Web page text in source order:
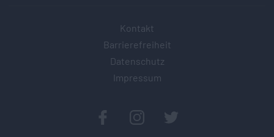
Kontakt
Barrierefreiheit
Datenschutz
Impressum